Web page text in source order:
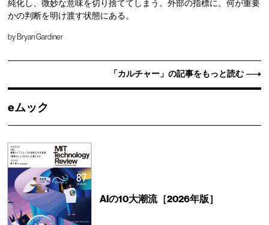
純化し、微妙な意味を切り捨ててしまう。外部の指標に、何が重要
かの判断を明け渡す状態にある。
by Bryan Gardiner
「カルチャー」の記事をもっと読む
eムック
AIの10大潮流［2026年版］